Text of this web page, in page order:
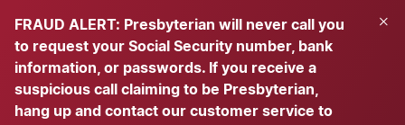
FRAUD ALERT: Presbyterian will never call you
to request your Social Security number, bank
information, or passwords. If you receive a
suspicious call claiming to be Presbyterian,
hang up and contact our customer service to